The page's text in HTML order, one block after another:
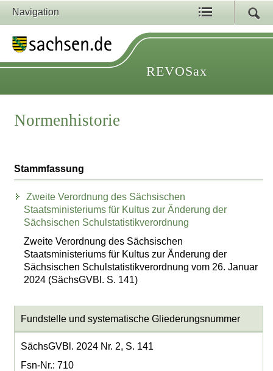
Navigation
REVOSax
Normenhistorie
Stammfassung
Zweite Verordnung des Sächsischen
Staatsministeriums für Kultus zur Änderung der
Sächsischen Schulstatistikverordnung
Zweite Verordnung des Sächsischen
Staatsministeriums für Kultus zur Änderung der
Sächsischen Schulstatistikverordnung vom 26. Januar
2024 (SächsGVBl. S. 141)
Fundstelle und systematische Gliederungsnummer
SächsGVBl. 2024 Nr. 2, S. 141
Fsn-Nr.: 710